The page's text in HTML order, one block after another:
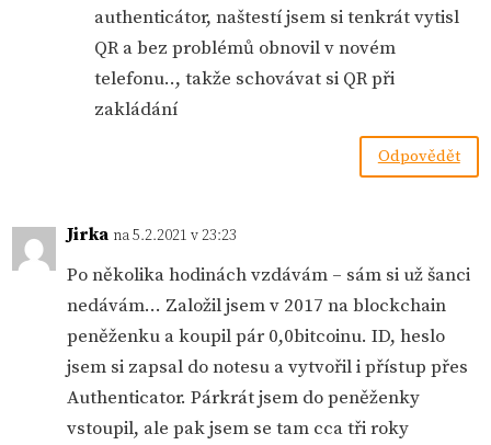
authenticátor, naštestí jsem si tenkrát vytisl
QR a bez problémů obnovil v novém
telefonu.., takže schovávat si QR při
zakládání
Odpovědět
Jirka na 5.2.2021 v 23:23
Po několika hodinách vzdávám – sám si už šanci
nedávám… Založil jsem v 2017 na blockchain
peněženku a koupil pár 0,0bitcoinu. ID, heslo
jsem si zapsal do notesu a vytvořil i přístup přes
Authenticator. Párkrát jsem do peněženky
vstoupil, ale pak jsem se tam cca tři roky